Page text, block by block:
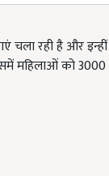
रही है और इन्हीं
महिलाओं को